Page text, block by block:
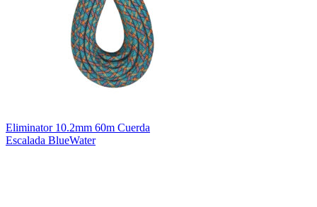
Eliminator 10.2mm 60m Cuerda
Escalada BlueWater